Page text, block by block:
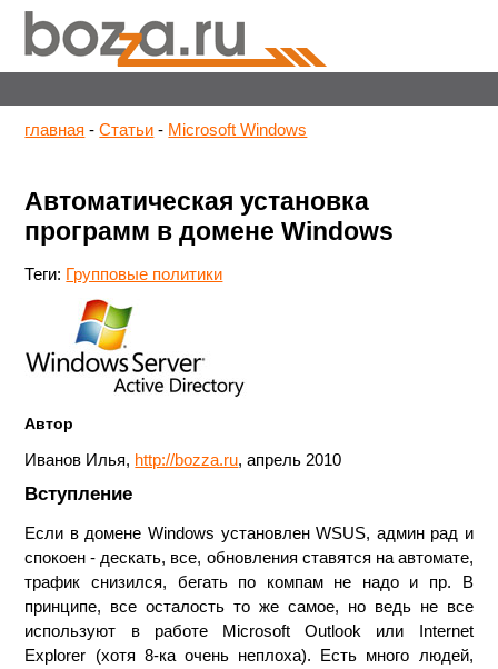
главная -Статьи - Microsoft Windows
Автоматическая установка
программ в домене Windows
Теги: Групповые политики
Автор
Иванов Илья, http://bozza.ru, апрель 2010
Вступление
Если в домене Windows установлен WSUS, админ рад и
спокоен - дескать, все, обновления ставятся на автомате,
трафик снизился, бегать по компам не надо и пр. В
принципе, все осталость то же самое, но ведь не все
используют в работе Microsoft Outlook или Internet
Explorer (хотя 8-ка очень неплоха). Есть много людей,